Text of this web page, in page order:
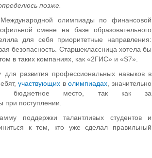
позже.
олимпиады по финансовой
смене на базе образовательного
для себя приоритетные направления:
безопасность. Старшеклассница хотела бы
в таких компаниях, как «2ГИС» и «S7».
для развития профессиональных навыков в
участвующих волимпиадах , значительно
бюджетное место, так как за
при поступлении.
поддержки талантливых студентов и
к тем, кто уже сделал правильный